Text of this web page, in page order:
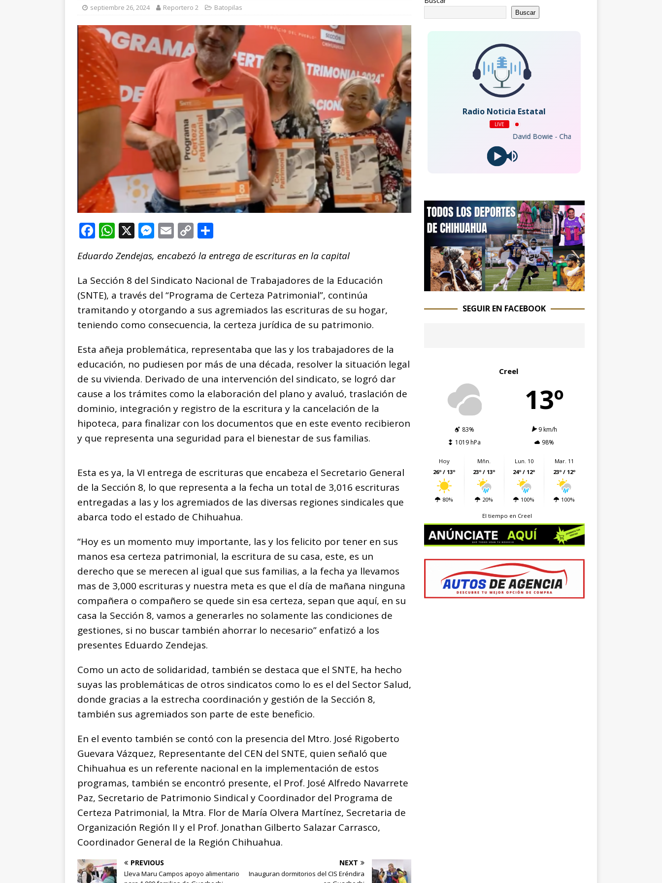
CHIHUAHUA
septiembre 26, 2024 Reportero 2 Batopilas
F
c
e
b
o
o
W
at
s
A
p
p
X M
ss
e
n
g
e
E
ai
l
C
p
y
Li
n
k
m
p
ar
ti
r
Eduardo Zendejas, encabezó la entrega de escrituras en la capital
La Sección 8 del Sindicato Nacional de Trabajadores de la Educación
(SNTE), a través del “Programa de Certeza Patrimonial”, continúa
tramitando y otorgando a sus agremiados las escrituras de su hogar,
teniendo como consecuencia, la certeza jurídica de su patrimonio.
Esta añeja problemática, representaba que las y los trabajadores de la
educación, no pudiesen por más de una década, resolver la situación legal
de su vivienda. Derivado de una intervención del sindicato, se logró dar
cause a los trámites como la elaboración del plano y avaluó, traslación de
dominio, integración y registro de la escritura y la cancelación de la
hipoteca, para finalizar con los documentos que en este evento recibieron
y que representa una seguridad para el bienestar de sus familias.
Esta es ya, la VI entrega de escrituras que encabeza el Secretario General
de la Sección 8, lo que representa a la fecha un total de 3,016 escrituras
entregadas a las y los agremiados de las diversas regiones sindicales que
abarca todo el estado de Chihuahua.
“Hoy es un momento muy importante, las y los felicito por tener en sus
manos esa certeza patrimonial, la escritura de su casa, este, es un
derecho que se merecen al igual que sus familias, a la fecha ya llevamos
mas de 3,000 escrituras y nuestra meta es que el día de mañana ninguna
compañera o compañero se quede sin esa certeza, sepan que aquí, en su
casa la Sección 8, vamos a generarles no solamente las condiciones de
gestiones, si no buscar también ahorrar lo necesario” enfatizó a los
presentes Eduardo Zendejas.
Como un acto de solidaridad, también se destaca que el SNTE, ha hecho
suyas las problemáticas de otros sindicatos como lo es el del Sector Salud,
donde gracias a la estrecha coordinación y gestión de la Sección 8,
también sus agremiados son parte de este beneficio.
En el evento también se contó con la presencia del Mtro. José Rigoberto
Guevara Vázquez, Representante del CEN del SNTE, quien señaló que
Chihuahua es un referente nacional en la implementación de estos
programas, también se encontró presente, el Prof. José Alfredo Navarrete
Paz, Secretario de Patrimonio Sindical y Coordinador del Programa de
Certeza Patrimonial, la Mtra. Flor de María Olvera Martínez, Secretaria de
Organización Región II y el Prof. Jonathan Gilberto Salazar Carrasco,
Coordinador General de la Región Chihuahua.
PREVIOUS
Lleva Maru Campos apoyo alimentario
NEXT
Inauguran dormitorios del CIS Eréndira
Buscar
Radio Noticia Estatal
LIVE
David Bowie - Changes (2015 Remaster)
SEGUIR EN FACEBOOK
Creel
13º
83%
9 km/h
1019 hPa
98%
Hoy
26º / 13º
80%
Mñn.
23º / 13º
20%
Lun. 10
24º / 12º
100%
Mar. 11
23º / 12º
100%
El tiempo en Creel